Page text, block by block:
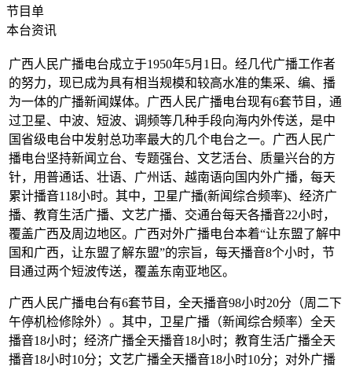
节目单
本台资讯
广西人民广播电台成立于1950年5月1日。经几代广播工作者
的努力，现已成为具有相当规模和较高水准的集采、编、播
为一体的广播新闻媒体。广西人民广播电台现有6套节目，通
过卫星、中波、短波、调频等几种手段向海内外传送，是中
国省级电台中发射总功率最大的几个电台之一。广西人民广
播电台坚持新闻立台、专题强台、文艺活台、质量兴台的方
针，用普通话、壮语、广州话、越南语向国内外广播，每天
累计播音118小时。其中，卫星广播(新闻综合频率)、经济广
播、教育生活广播、文艺广播、交通台每天各播音22小时，
覆盖广西及周边地区。广西对外广播电台本着“让东盟了解中
国和广西，让东盟了解东盟”的宗旨，每天播音8个小时，节
目通过两个短波传送，覆盖东南亚地区。
广西人民广播电台有6套节目，全天播音98小时20分（周二下
午停机检修除外）。其中，卫星广播（新闻综合频率）全天
播音18小时；经济广播全天播音18小时；教育生活广播全天
播音18小时10分；文艺广播全天播音18小时10分；对外广播